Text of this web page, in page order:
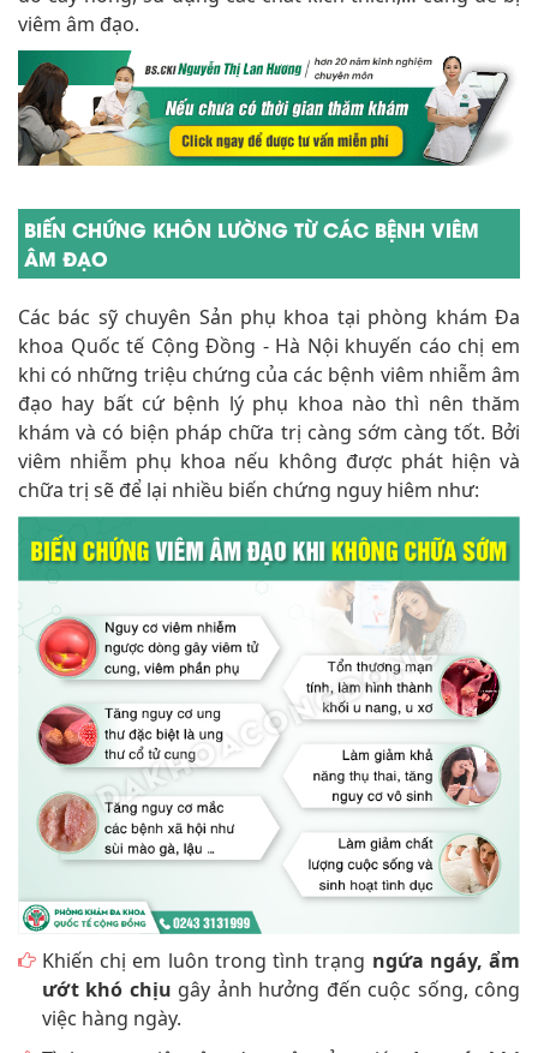
BIẾN CHỨNG KHÔN LƯỜNG TỪ CÁC BỆNH VIÊM
ÂM ĐẠO
Các bác sỹ chuyên Sản phụ khoa tại phòng khám Đa
khoa Quốc tế Cộng Đồng - Hà Nội khuyến cáo chị em
đạo hay bất cứ bệnh lý phụ khoa nào thì nên thăm
khám và có biện pháp chữa trị càng sớm càng tốt. Bởi
viêm nhiễm phụ khoa nếu không được phát hiện và
chữa trị sẽ để lại nhiều biến chứng nguy hiêm như:
Khiến chị em luôn trong tình trạngngứa ngáy, ẩm
ướt khó chịugây ảnh hưởng đến cuộc sống, công
việc hàng ngày.
Tình trạng viêm âm đạo gây cảm giácđau rát khi
quan hệ tình dục khiến chị em cảm thấy ngại và sợ
quan hệ, thậm chí có chị em còn lãnh cảm với